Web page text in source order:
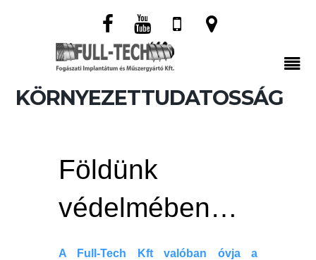
KÖRNYEZETTUDATOSSÁG
Földünk
védelmében…
A Full-Tech Kft valóban óvja a